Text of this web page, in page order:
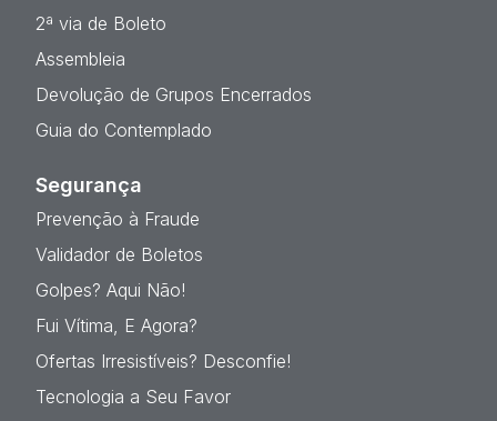
2ª via de Boleto
Assembleia
Devolução de Grupos Encerrados
Guia do Contemplado
Segurança
Prevenção à Fraude
Validador de Boletos
Golpes? Aqui Não!
Fui Vítima, E Agora?
Ofertas Irresistíveis? Desconfie!
Tecnologia a Seu Favor